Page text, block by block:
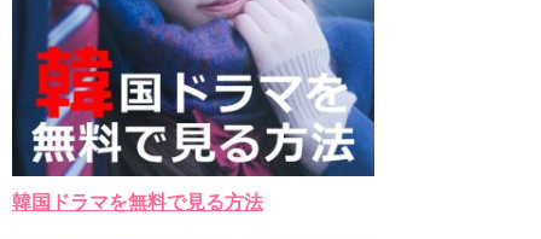
キム・レウォンの影絵遊び！？「黒騎士～永遠の約束～」メイ
キングを一部公開（DVD-SET2特典映像より）
「まず熱く掃除せよ」女優キム・ユジョン、「健康がとても回
復…痩せたのはソン・ジェリムのせい!? 」 (11/26)
【裏芸能】キムユジョンの熱愛彼氏はあの大物俳優
キム・ユジョン、美しいセルフショットで近況を伝える“会いた
いでしょ？” Big News TV
キム・ユジョン、新ドラマ「まず熱く掃除せよ」に出演確
定…“台本を見た瞬間惹かれた” 20180123
幻の王女チャミョンゴ エンディング
韓国ドラマを無料で見る方法